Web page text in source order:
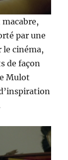
macabre,
par une
le cinéma,
de façon
Mulot